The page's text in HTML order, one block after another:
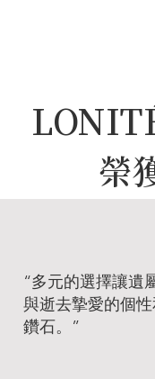
“多元的選擇讓遺
與逝去摯愛的個
鑽石。”
榮